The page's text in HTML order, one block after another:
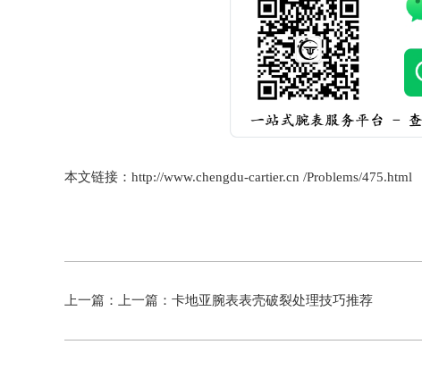
本文链接：http://www.chengdu-cartier.cn /Problems/475.html
上一篇：上一篇： 卡地亚腕表表壳破裂处理技巧推荐